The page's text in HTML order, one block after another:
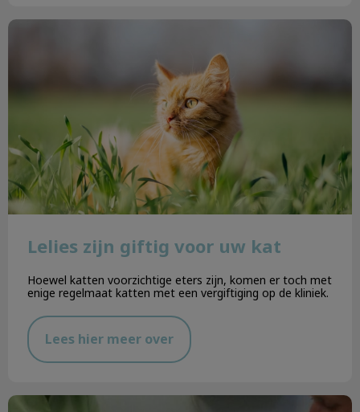
Lelies zijn giftig voor uw kat
Lelies zijn giftig voor uw kat
Hoewel katten voorzichtige eters zijn, komen er toch met
enige regelmaat katten met een vergiftiging op de kliniek.
Lees hier meer over
Hoge bloeddruk bij de kat